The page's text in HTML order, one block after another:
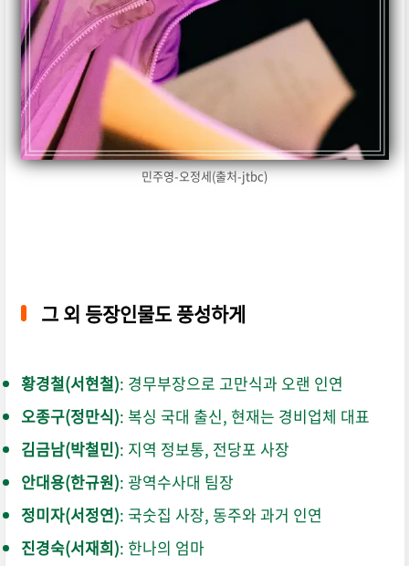
민주영-오정세(출처-jtbc)
그 외 등장인물도 풍성하게
황경철(서현철): 경무부장으로 고만식과 오랜 인연
오종구(정만식): 복싱 국대 출신, 현재는 경비업체 대표
김금남(박철민): 지역 정보통, 전당포 사장
안대용(한규원): 광역수사대 팀장
정미자(서정연): 국숫집 사장, 동주와 과거 인연
진경숙(서재희): 한나의 엄마